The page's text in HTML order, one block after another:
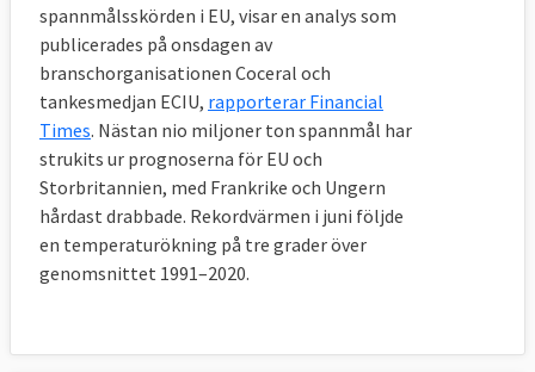
spannmålsskörden i EU, visar en analys som
publicerades på onsdagen av
branschorganisationen Coceral och
tankesmedjan ECIU, rapporterar Financial
Times. Nästan nio miljoner ton spannmål har
strukits ur prognoserna för EU och
Storbritannien, med Frankrike och Ungern
hårdast drabbade. Rekordvärmen i juni följde
en temperaturökning på tre grader över
genomsnittet 1991–2020.